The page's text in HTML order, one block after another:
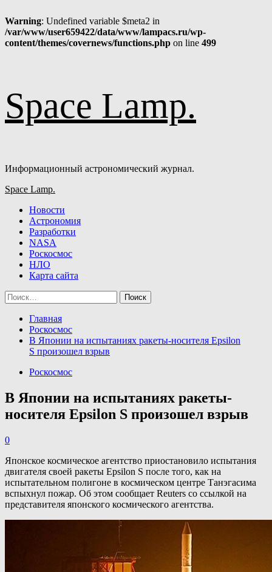
Warning: Undefined variable $meta2 in
/var/www/user659422/data/www/lampacs.ru/wp-
content/themes/covernews/functions.php on line 499
к
содержимому
Space Lamp.
Информационный астрономический журнал.
Основное
Space Lamp.
Новости
Астрономия
Разработки
NASA
Роскосмос
НЛО
Карта сайта
Найти:
Главная
Роскосмос
В Японии на испытаниях ракеты-носителя Epsilon
S произошел взрыв
Роскосмос
В Японии на испытаниях ракеты-
носителя Epsilon S произошел взрыв
0
Японское космическое агентство приостановило испытания
двигателя своей ракеты Epsilon S после того, как на
испытательном полигоне в космическом центре Танэгасима
вспыхнул пожар. Об этом сообщает Reuters со ссылкой на
представителя японского космического агентства.